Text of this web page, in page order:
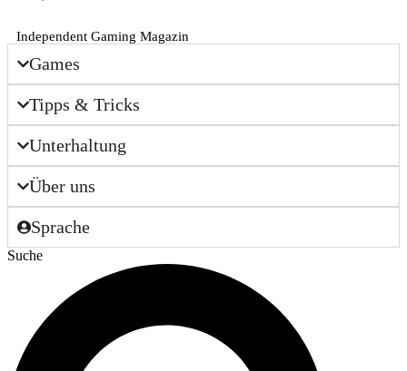
Independent Gaming Magazin
Games
Tipps & Tricks
Unterhaltung
Über uns
Sprache
Suche